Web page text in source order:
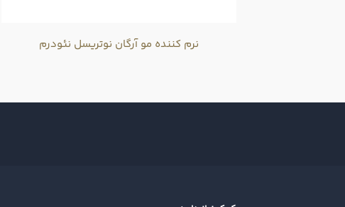
نرم کننده مو آرگان نوتریسل نئودرم